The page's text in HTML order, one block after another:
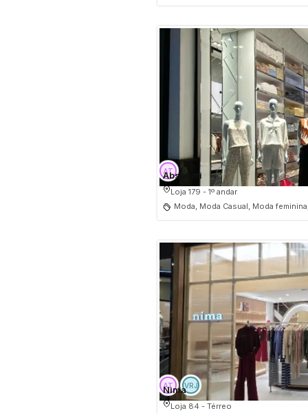
Absolutti
Loja 179 - 1º andar
Moda, Moda Casual, Moda
Nima
Loja 84 - Térreo